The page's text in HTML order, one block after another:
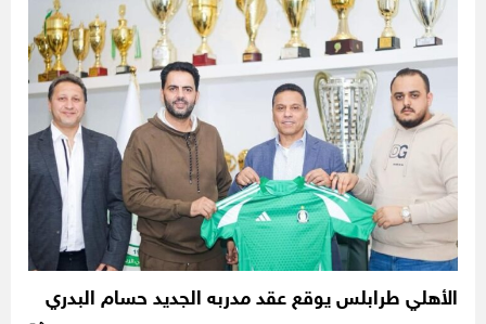
الأهلي طرابلس يوقع عقد مدربه الجديد حسام البدري